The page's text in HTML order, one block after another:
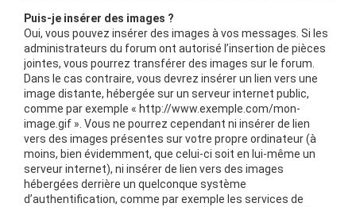
Puis-je insérer des images ?
Oui, vous pouvez insérer des images à vos messages. Si les
administrateurs du forum ont autorisé l’insertion de pièces
jointes, vous pourrez transférer des images sur le forum.
Dans le cas contraire, vous devrez insérer un lien vers une
image distante, hébergée sur un serveur internet public,
comme par exemple « http://www.exemple.com/mon-
image.gif ». Vous ne pourrez cependant ni insérer de lien
vers des images présentes sur votre propre ordinateur (à
moins, bien évidemment, que celui-ci soit en lui-même un
serveur internet), ni insérer de lien vers des images
hébergées derrière un quelconque système
d’authentification, comme par exemple les services de